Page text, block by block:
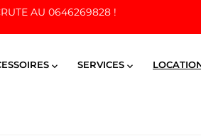
AU 0646269828 !
 SERVICES 